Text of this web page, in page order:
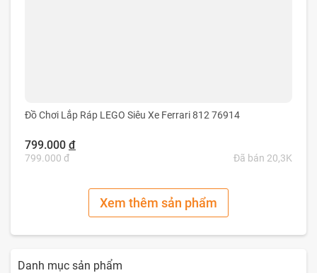
Đồ Chơi Lắp Ráp LEGO Siêu Xe Ferrari 812 76914
799.000 đ
799.000 đ Đã bán 20,3K
Xem thêm sản phẩm
Danh mục sản phẩm